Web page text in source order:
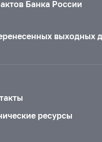
Банка России
выходных
ресурсы